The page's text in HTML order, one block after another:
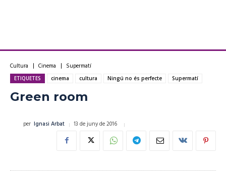
Cultura Cinema Supermatí
ETIQUETES cinema cultura Ningú no és perfecte Supermatí
Green room
per Ignasi Arbat 13 de juny de 2016